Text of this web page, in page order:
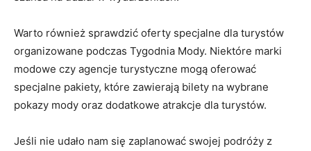
Warto również sprawdzić oferty‌ specjalne dla turystów
organizowane podczas Tygodnia Mody. Niektóre marki
modowe ‌czy​ agencje turystyczne mogą oferować
specjalne ​pakiety, które zawierają bilety na wybrane
pokazy mody‍ oraz dodatkowe atrakcje dla turystów.
Jeśli nie udało nam się zaplanować swojej podróży z